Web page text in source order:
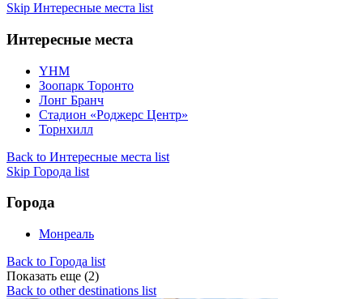
Skip Интересные места list
Интересные места
YHM
Зоопарк Торонто
Лонг Бранч
Стадион «Роджерс Центр»
Торнхилл
Back to Интересные места list
Skip Города list
Города
Монреаль
Back to Города list
Показать еще (2)
Back to other destinations list